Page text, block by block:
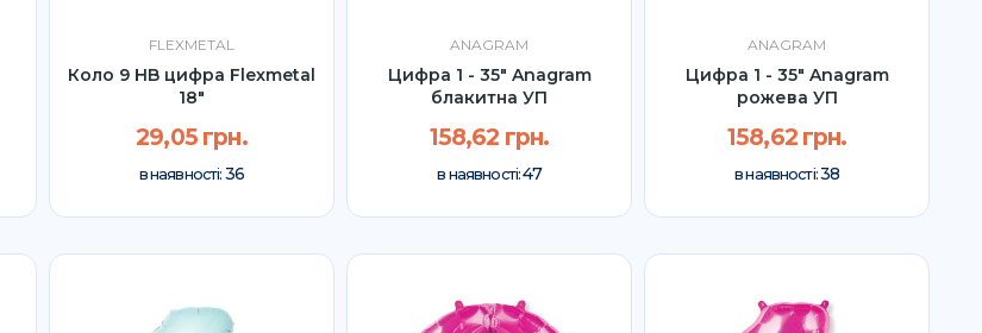
FLEXMETAL
Коло 9 HB цифра Flexmetal
18"
29,05 грн.
в наявності: 36
ANAGRAM
Цифра 1 - 35" Anagram
блакитна УП
158,62 грн.
в наявності:47
ANAGRAM
Цифра 1 - 35" Anagram
рожева УП
158,62 грн.
в наявності:38